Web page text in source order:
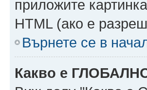
приложите
HTML (ако е
Върнете се в
Какво е